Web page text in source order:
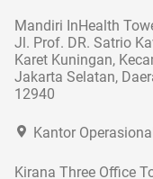
Mandiri InHealth
Jl. Prof. DR. Satrio
Karet Kuningan,
Jakarta Selatan,
12940
Kantor
Kirana Three Office